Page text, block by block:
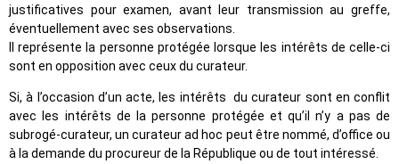
justificatives pour examen, avant leur transmission au greffe,
éventuellement avec ses observations.
Il représente la personne protégée lorsque les intérêts de celle-ci
sont en opposition avec ceux du curateur.
Si, à l’occasion d’un acte, les intérêts du curateur sont en conflit
avec les intérêts de la personne protégée et qu’il n’y a pas de
subrogé-curateur, un curateur ad hoc peut être nommé, d’office ou
à la demande du procureur de la République ou de tout intéressé.